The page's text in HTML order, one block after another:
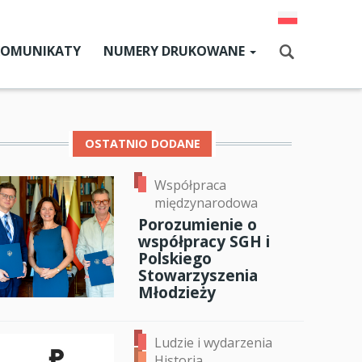
SGH
SGH
NUMERY DRUKOWANE
Aktualny numer
OSTATNIO DODANE
Współpraca
międzynarodowa
Porozumienie o
współpracy SGH i
Polskiego
Stowarzyszenia
Młodzieży
Ludzie i wydarzenia